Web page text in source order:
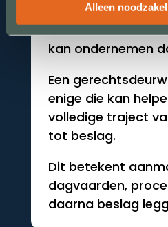
Alleen
De schuldenaar
incassobureau
kan ondernemen
Een
enige die kan
volledige traject
tot beslag.
Dit betekent
dagvaarden,
daarna beslag